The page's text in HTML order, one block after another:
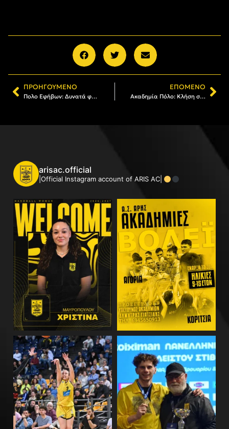
ΠΡΟΗΓΟΎΜΕΝΟ
Πολο Εφήβων: Δυνατά φιλικά με θετικό πρόσημο στην Αττική (pics)
ΕΠΌΜΕΝΟ
Ακαδημία Πόλο: Κλήση στην Εθνική για τέσσερις αθλητές του ΑΡΗ (pics)
arisac.official
|Official Instagram account of ARIS AC|